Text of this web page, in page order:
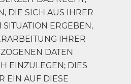
DIE SICH AUS IHRER
ERGEBEN,
IHRER
DATEN
EINZULEGEN; DIES
EIN AUF DIESE